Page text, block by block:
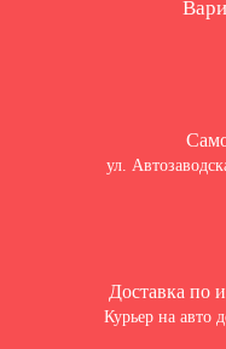
ул.
Доставка по
Курьер на авто